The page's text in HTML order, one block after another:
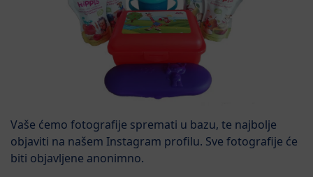
Vaše ćemo fotografije spremati u bazu, te najbolje
objaviti na našem Instagram profilu. Sve fotografije će
biti objavljene anonimno.